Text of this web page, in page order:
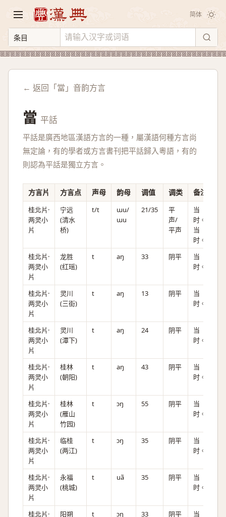
简体
← 返回「當」音韵方言
當 平話
平話是廣西地區漢語方言的一種，屬漢語何種方言尚
無定論，有的學者或方言書刊把平話歸入粵語，有的
則認為平話是獨立方言。
方言片 方言点 声母 韵母 调值 调类 备注
桂北片·
两灵小
片
宁远
(清水
桥)
t/t
ɯu/
ɯu
21/35
平
声/
平声
当
时。
当
时。
桂北片·
两灵小
片
龙胜
(红瑶)
t aŋ 33 阴平
当
时。
桂北片·
两灵小
片
灵川
(三街)
t aŋ 13 阴平
当
时。
桂北片·
两灵小
片
灵川
(潭下)
t aŋ 24 阴平
当
时。
桂北片·
两灵小
片
桂林
(朝阳)
t aŋ 43 阴平
当
时。
桂北片·
两灵小
片
桂林
(雁山
竹园)
t ɔŋ 55 阴平
当
时。
桂北片·
两灵小
片
临桂
(两江)
t ɔŋ 35 阴平
当
时。
桂北片·
两灵小
片
永福
(桃城)
t uã 35 阴平
当
时。
桂北片·
阳朔
t ɔŋ 33 阴平
当